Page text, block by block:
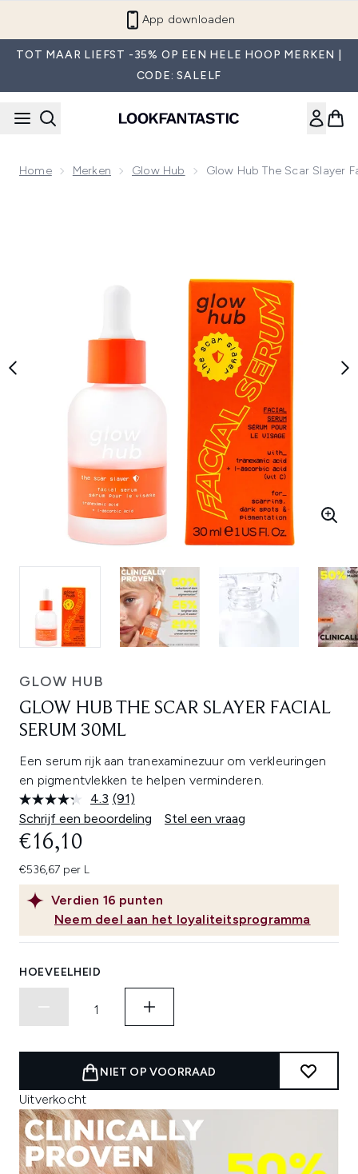
App downloaden
TOT MAAR LIEFST -35% OP EEN HELE HOOP MERKEN |
CODE: SALELF
Home Merken Glow Hub Glow Hub The Scar Slayer
GLOW HUB
GLOW HUB THE SCAR SLAYER FACIAL
SERUM 30ML
Een serum rijk aan tranexaminezuur om verkleuringen
en pigmentvlekken te helpen verminderen.
4.3 Lees
91
beoordelingen.
(91)
Schrijf een beoordeling
Stel een vraag
Verdien 16 punten
Neem deel aan het loyaliteitsprogramma
€16,10
€536,67 per L
HOEVEELHEID
NIET OP VOORRAAD
Uitverkocht